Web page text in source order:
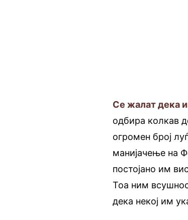
Се жалат дека
одбира колкав
огромен број
манијачење на
постојано им
Тоа ним
дека некој им